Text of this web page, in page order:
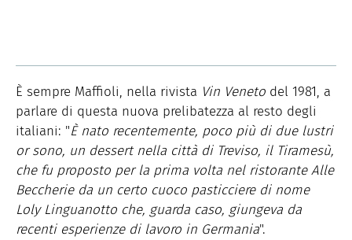
È sempre Maffioli, nella rivista Vin Veneto del 1981, a
parlare di questa nuova prelibatezza al resto degli
italiani: "È nato recentemente, poco più di due lustri
or sono, un dessert nella città di Treviso, il Tiramesù,
che fu proposto per la prima volta nel ristorante Alle
Beccherie da un certo cuoco pasticciere di nome
Loly Linguanotto che, guarda caso, giungeva da
recenti esperienze di lavoro in Germania".